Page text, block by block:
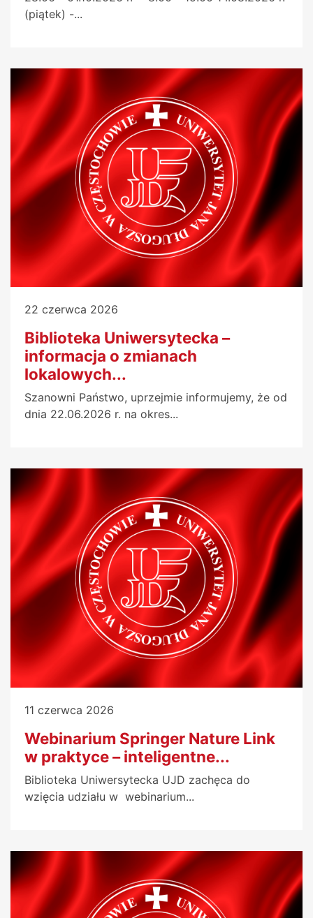
(piątek) -...
22 czerwca 2026
Biblioteka Uniwersytecka –
informacja o zmianach
lokalowych...
Szanowni Państwo, uprzejmie informujemy, że od
dnia 22.06.2026 r. na okres...
11 czerwca 2026
Webinarium Springer Nature Link
w praktyce – inteligentne...
Biblioteka Uniwersytecka UJD zachęca do
wzięcia udziału w webinarium...